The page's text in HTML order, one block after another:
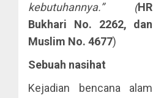
kebutuhannya.” (HR
Bukhari No. 2262, dan
Muslim No. 4677)
Sebuah nasihat
Kejadian bencana alam